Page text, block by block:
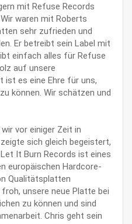
mit Refuse Records
waren mit Roberts
sehr zufrieden und
Er betreibt sein Label mit
einfach alles für Refuse
auf unsere
ist es eine Ehre für uns,
können. Wir schätzen und
vor einiger Zeit in
sich gleich begeistert,
It Burn Records ist eines
europäischen Hardcore-
Qualitätsplatten
unsere neue Platte bei
zu können und sind
Chris geht sein